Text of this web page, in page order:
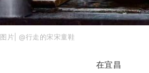
图片| @行走的宋宋童鞋
在宜昌